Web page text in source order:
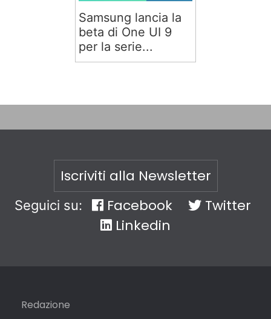
Samsung lancia la
beta di One UI 9
per la serie...
Iscriviti alla Newsletter
Seguici su: Facebook
Twitter
Linkedin
Redazione